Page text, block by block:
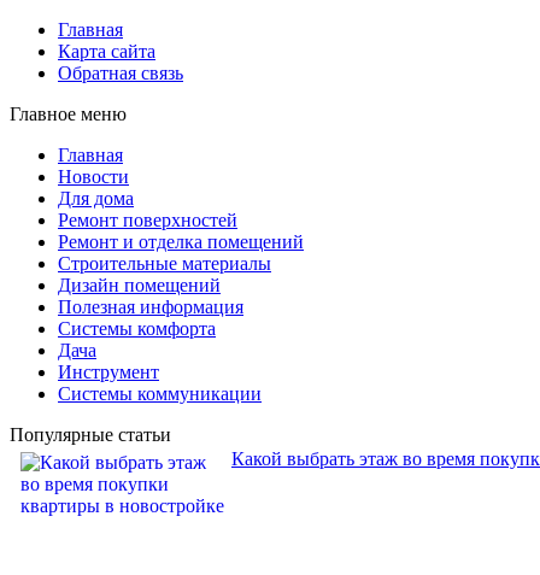
Главная
Карта сайта
Обратная связь
Главное меню
Главная
Новости
Для дома
Ремонт поверхностей
Ремонт и отделка помещений
Строительные материалы
Дизайн помещений
Полезная информация
Системы комфорта
Дача
Инструмент
Системы коммуникации
Популярные статьи
Какой выбрать этаж во время